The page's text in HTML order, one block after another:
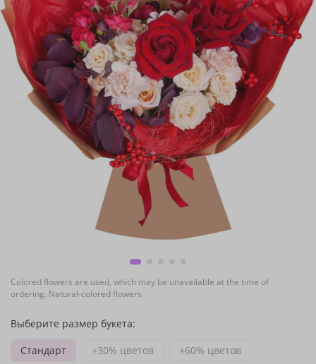
Colored flowers are used, which may be unavailable at the time of
ordering. Natural-colored flowers
Выберите размер букета:
Стандарт
+30% цветов +60% цветов